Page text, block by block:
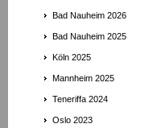
Bad Nauheim 2026
Bad Nauheim 2025
Köln 2025
Mannheim 2025
Teneriffa 2024
Oslo 2023